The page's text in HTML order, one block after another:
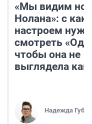
«Мы видим
Нолана»: с
настроем
смотреть
чтобы она не
выглядела как
Надежда